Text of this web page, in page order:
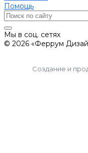
Помощь
Мы в соц. сетях
© 2026 «Феррум
Создание и